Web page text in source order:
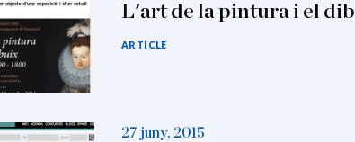
L'art de la pintura i el
ARTÍCLE
27 juny, 2015